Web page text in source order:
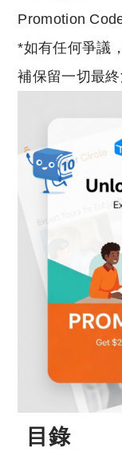
Promotion
*如有任何爭議
補保留一切最終
目錄